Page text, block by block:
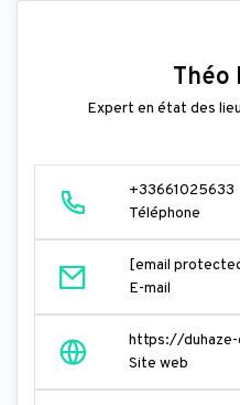
Théo
Expert en état des
+33661025633
Téléphone
[email
E-mail
https://
Site web